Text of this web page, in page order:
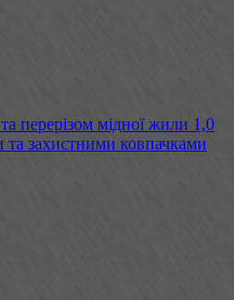
перерізом мідної жили 1,0
захистними ковпачками